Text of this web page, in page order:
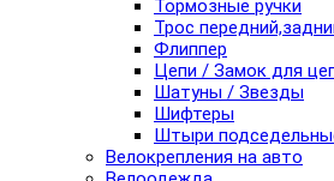
Тормозные ручки
Трос
Флиппер
Цепи / Замок для
Шатуны / Звезды
Шифтеры
Штыри
Велокрепления на авто